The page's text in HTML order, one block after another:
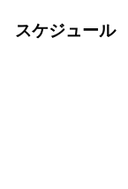
スケジュール